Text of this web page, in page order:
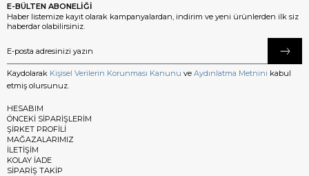
E-BÜLTEN ABONELİĞİ
Haber listemize kayıt olarak kampanyalardan, indirim ve yeni ürünlerden ilk siz
haberdar olabilirsiniz.
Kaydolarak Kişisel Verilerin Korunması Kanunu ve Aydınlatma Metnini kabul
etmiş olursunuz.
HESABIM
ÖNCEKİ SİPARİŞLERİM
ŞİRKET PROFİLİ
MAĞAZALARIMIZ
İLETİŞİM
KOLAY İADE
SİPARİŞ TAKİP